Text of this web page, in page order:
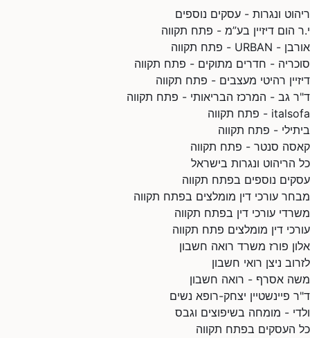
ריהוט ונגרות - עסקים נוספים
י.ר הום דיזיין בע”מ - פתח תקווה
אורבן - URBAN - פתח תקווה
סוכריה - חדרים מתוקים - פתח תקווה
דיזיין רהיטי מעצבים - פתח תקווה
ד"ר גב - המרכז הבריאותי - פתח תקווה
italsofa - פתח תקווה
ביתילי - פתח תקווה
קאסה סנטר - פתח תקווה
כל הריהוט ונגרות בישראל
עסקים נוספים בפתח תקווה
מבחר עורכי דין מומלצים בפתח תקווה
משרדי עורכי דין בפתח תקווה
עורכי דין מומלצים פתח תקווה
אלון פורז משרד רואה חשבון
לזרוב ניצן רואי חשבון
משה אסרף - רואה חשבון
ד"ר פיינשטיין יצחק-רופא נשים
ולדי - מומחה בשיפוצים וגבס
כל העסקים בפתח תקווה